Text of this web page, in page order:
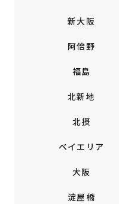
新大阪
阿倍野
福島
北新地
北摂
ベイエリア
大阪
淀屋橋